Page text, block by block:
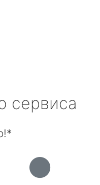
сервиса